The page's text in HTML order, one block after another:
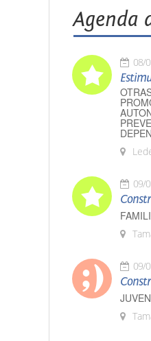
Agenda
08/
09/
09/